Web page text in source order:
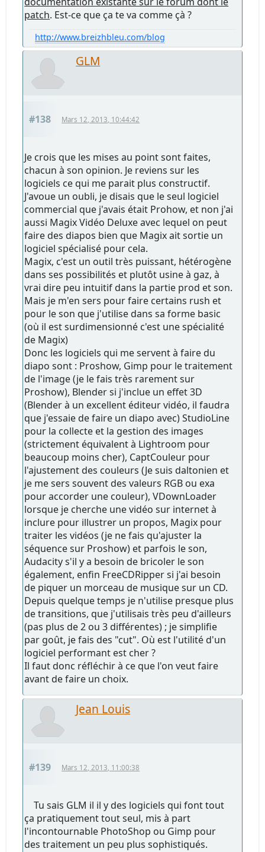
patch. Est-ce que ça te va comme çà ?
http://www.breizhbleu.com/blog
GLM
#138 Mars 12, 2013, 10:44:42
Je crois que les mises au point sont faites,
chacun à son opinion. Je reviens sur les
logiciels ce qui me parait plus constructif.
J'avoue un oubli, je disais que le seul logiciel
commercial que j'avais était Prohow, et non j'ai
aussi Magix Vidéo Deluxe avec lequel on peut
faire des diapos bien que Magix ait sortie un
logiciel spécialisé pour cela.
Magix, c'est un outil très puissant, hétérogène
dans ses possibilités et plutôt usine à gaz, à
vrai dire peu intuitif dans la partie prod et son.
Mais je m'en sers pour faire certains rush et
pour le son que j'utilise dans sa forme basic
(où il est surdimensionné c'est une spécialité
de Magix)
Donc les logiciels qui me servent à faire du
diapo sont : Proshow, Gimp pour le traitement
de l'image (je le fais très rarement sur
Proshow), Blender si j'inclue un effet 3D
(Blender à un excellent éditeur vidéo, il faudra
que j'essaie de faire un diapo avec) StudioLine
pour la collecte et la gestion des images
(strictement équivalent à Lightroom pour
beaucoup moins cher), CaptCouleur pour
l'ajustement des couleurs (Je suis daltonien et
je me sers souvent des valeurs RGB ou exa
pour accorder une couleur), VDownLoader
lorsque je cherche une vidéo sur internet à
inclure pour illustrer un propos, Magix pour
traiter les vidéos (je ne fais qu'ajuster la
séquence sur Proshow) et parfois le son,
Audacity s'il y a besoin de bricoler le son
également, enfin FreeCDRipper si j'ai besoin
de piquer un morceau de musique sur un CD.
Depuis quelque temps je n'utilise presque plus
de transitions, que j'utilisais très peu d'ailleurs
(pas plus de 2 ou 3 différentes) ; je simplifie
par goût, je fais des "cut". Où est l'utilité d'un
logiciel performant est cher ?
Il faut donc réfléchir à ce que l'on veut faire
avant de faire un choix.
Jean Louis
#139 Mars 12, 2013, 11:00:38
Tu sais GLM il il y des logiciels qui font tout
ça pratiquement tout seul, mis à part
l'incontournable PhotoShop ou Gimp pour
des traitement un peu plus sophistiqués.